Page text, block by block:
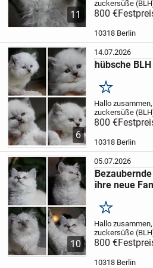
11
zuckersüße
suchen ihr
Aktuell ist 1
blauen Augen
800 €
10318 Berlin
6
14.07.2026
hübsche
Merken
Hallo zusammen,
zuckersüße
suchen ihr
Aktuell
Weibchen und 3
800 €
10318 Berlin
10
05.07.2026
ihre neue
Merken
Hallo zusammen,
zuckersüße
suchen ihr
Aktuell sind 1
und 3 Männchen
800 €
10318 Berlin